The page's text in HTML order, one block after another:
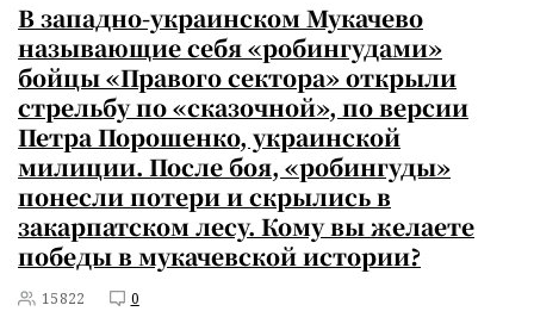
В западно-украинском Мукачево
называющие себя «робингудами»
бойцы «Правого сектора» открыли
стрельбу по «сказочной», по версии
Петра Порошенко, украинской
милиции. После боя, «робингуды»
понесли потери и скрылись в
закарпатском лесу. Кому вы желаете
победы в мукачевской истории?
15822 0